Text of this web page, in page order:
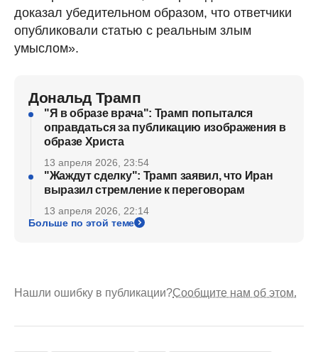
доказал убедительном образом, что ответчики
опубликовали статью с реальным злым
умыслом».
Дональд Трамп
"Я в образе врача": Трамп попытался
оправдаться за публикацию изображения в
образе Христа
13 апреля 2026, 23:54
"Жаждут сделку": Трамп заявил, что Иран
выразил стремление к переговорам
13 апреля 2026, 22:14
Больше по этой теме
Нашли ошибку в публикации?Сообщите нам об этом.